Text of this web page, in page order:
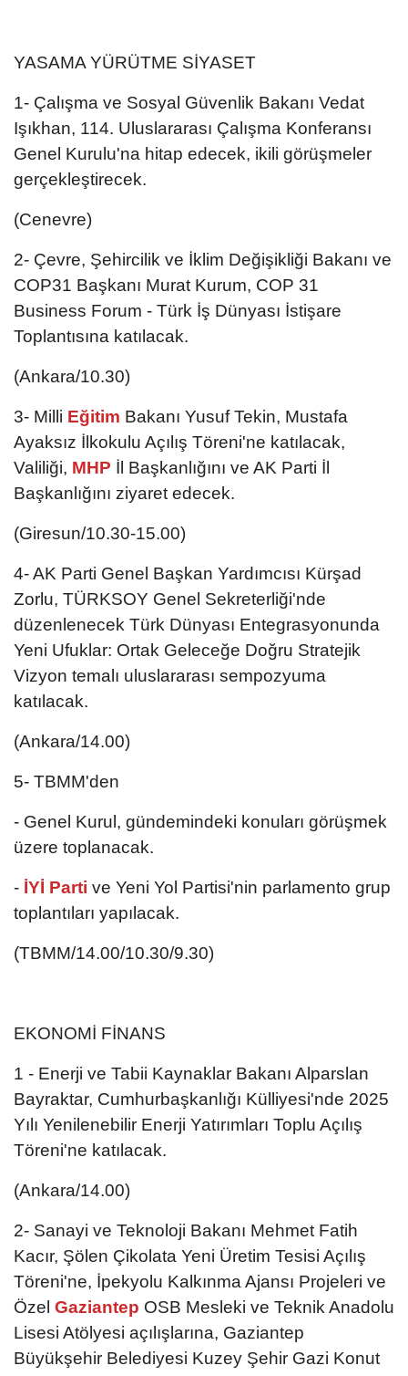
YASAMA YÜRÜTME SİYASET
1- Çalışma ve Sosyal Güvenlik Bakanı Vedat
Işıkhan, 114. Uluslararası Çalışma Konferansı
Genel Kurulu'na hitap edecek, ikili görüşmeler
gerçekleştirecek.
(Cenevre)
2- Çevre, Şehircilik ve İklim Değişikliği Bakanı ve
COP31 Başkanı Murat Kurum, COP 31
Business Forum - Türk İş Dünyası İstişare
Toplantısına katılacak.
(Ankara/10.30)
3- Milli Eğitim Bakanı Yusuf Tekin, Mustafa
Ayaksız İlkokulu Açılış Töreni'ne katılacak,
Valiliği, MHP İl Başkanlığını ve AK Parti İl
Başkanlığını ziyaret edecek.
(Giresun/10.30-15.00)​​​​​​​
4- AK Parti Genel Başkan Yardımcısı Kürşad
Zorlu, TÜRKSOY Genel Sekreterliği'nde
düzenlenecek Türk Dünyası Entegrasyonunda
Yeni Ufuklar: Ortak Geleceğe Doğru Stratejik
Vizyon temalı uluslararası sempozyuma
katılacak.
(Ankara/14.00)
5- TBMM'den
- Genel Kurul, gündemindeki konuları görüşmek
üzere toplanacak.
- İYİ Parti ve Yeni Yol Partisi'nin parlamento grup
toplantıları yapılacak.
(TBMM/14.00/10.30/9.30)
EKONOMİ FİNANS
1 - Enerji ve Tabii Kaynaklar Bakanı Alparslan
Bayraktar, Cumhurbaşkanlığı Külliyesi'nde 2025
Yılı Yenilenebilir Enerji Yatırımları Toplu Açılış
Töreni'ne katılacak.
(Ankara/14.00)
2- Sanayi ve Teknoloji Bakanı Mehmet Fatih
Kacır, Şölen Çikolata Yeni Üretim Tesisi Açılış
Töreni'ne, İpekyolu Kalkınma Ajansı Projeleri ve
Özel Gaziantep OSB Mesleki ve Teknik Anadolu
Lisesi Atölyesi açılışlarına, Gaziantep
Büyükşehir Belediyesi Kuzey Şehir Gazi Konut